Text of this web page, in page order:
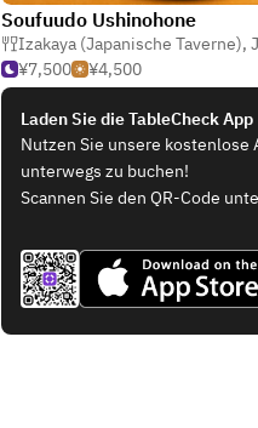
,Japanisch
Soufuudo Ushinohone
Izakaya (Japanische Taverne),
¥7,500
¥4,500
Laden Sie die TableCheck
Nutzen Sie unsere kostenlose
unterwegs zu buchen!
Scannen Sie den QR-Code